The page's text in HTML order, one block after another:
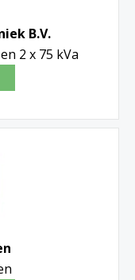
B.V.
2 x 75 kVa